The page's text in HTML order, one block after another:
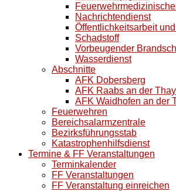
Nachrichtendienst
Öffentlichkeitsarbeit
Schadstoff
Vorbeugender
Wasserdienst
Abschnitte
AFK Dobersberg
AFK Raabs an der
AFK Waidhofen an der
Feuerwehren
Bereichsalarmzentrale
Bezirksführungsstab
Katastrophenhilfsdienst
Termine & FF Veranstaltungen
Terminkalender
FF Veranstaltungen
FF Veranstaltung einreichen